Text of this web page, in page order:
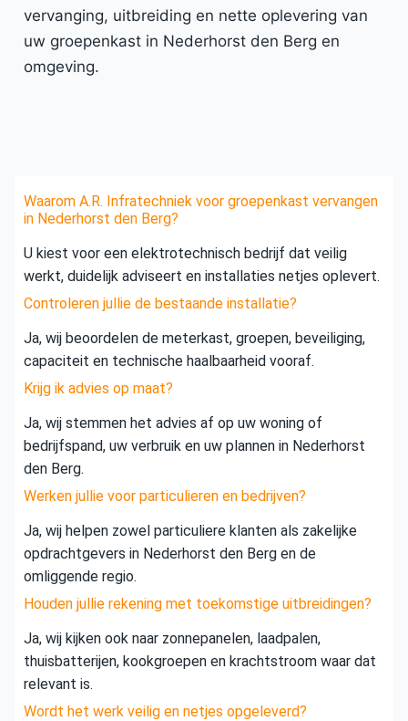
vervanging, uitbreiding en nette oplevering van
uw groepenkast in Nederhorst den Berg en
omgeving.
Waarom A.R. Infratechniek voor groepenkast vervangen
in Nederhorst den Berg?
U kiest voor een elektrotechnisch bedrijf dat veilig
werkt, duidelijk adviseert en installaties netjes oplevert.
Controleren jullie de bestaande installatie?
Ja, wij beoordelen de meterkast, groepen, beveiliging,
capaciteit en technische haalbaarheid vooraf.
Krijg ik advies op maat?
Ja, wij stemmen het advies af op uw woning of
bedrijfspand, uw verbruik en uw plannen in Nederhorst
den Berg.
Werken jullie voor particulieren en bedrijven?
Ja, wij helpen zowel particuliere klanten als zakelijke
opdrachtgevers in Nederhorst den Berg en de
omliggende regio.
Houden jullie rekening met toekomstige uitbreidingen?
Ja, wij kijken ook naar zonnepanelen, laadpalen,
thuisbatterijen, kookgroepen en krachtstroom waar dat
relevant is.
Wordt het werk veilig en netjes opgeleverd?